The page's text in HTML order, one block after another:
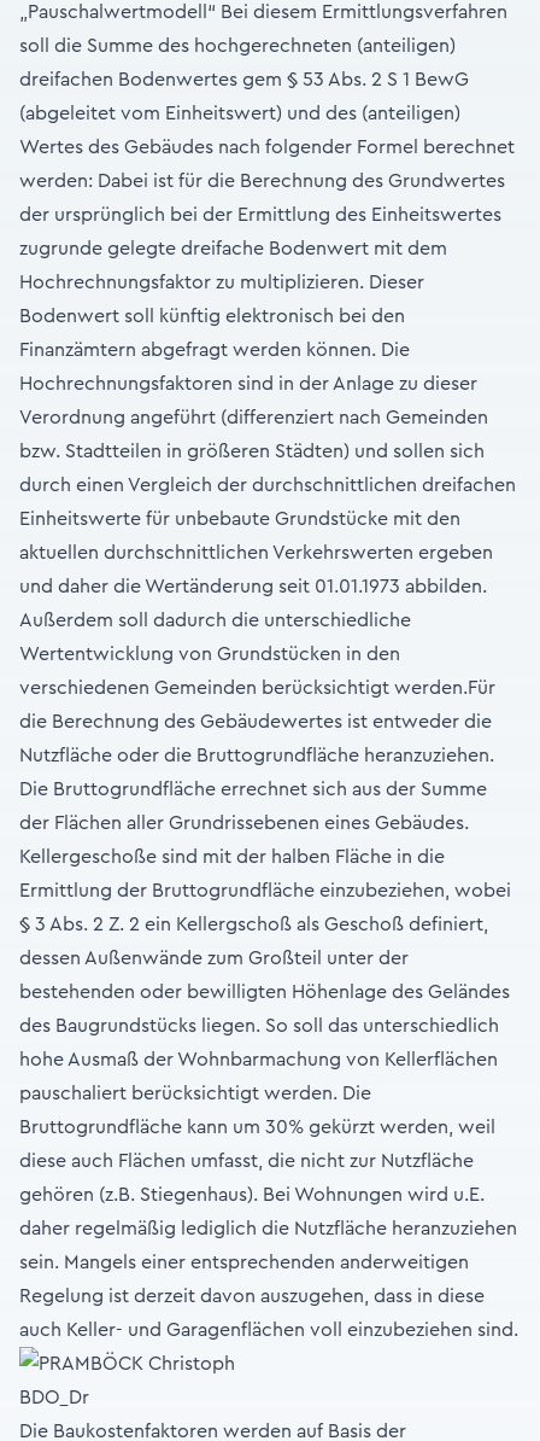
„Pauschalwertmodell“ Bei diesem Ermittlungsverfahren
soll die Summe des hochgerechneten (anteiligen)
dreifachen Bodenwertes gem § 53 Abs. 2 S 1 BewG
(abgeleitet vom Einheitswert) und des (anteiligen)
Wertes des Gebäudes nach folgender Formel berechnet
werden: Dabei ist für die Berechnung des Grundwertes
der ursprünglich bei der Ermittlung des Einheitswertes
zugrunde gelegte dreifache Bodenwert mit dem
Hochrechnungsfaktor zu multiplizieren. Dieser
Bodenwert soll künftig elektronisch bei den
Finanzämtern abgefragt werden können. Die
Hochrechnungsfaktoren sind in der Anlage zu dieser
Verordnung angeführt (differenziert nach Gemeinden
bzw. Stadtteilen in größeren Städten) und sollen sich
durch einen Vergleich der durchschnittlichen dreifachen
Einheitswerte für unbebaute Grundstücke mit den
aktuellen durchschnittlichen Verkehrswerten ergeben
und daher die Wertänderung seit 01.01.1973 abbilden.
Außerdem soll dadurch die unterschiedliche
Wertentwicklung von Grundstücken in den
verschiedenen Gemeinden berücksichtigt werden.Für
die Berechnung des Gebäudewertes ist entweder die
Nutzfläche oder die Bruttogrundfläche heranzuziehen.
Die Bruttogrundfläche errechnet sich aus der Summe
der Flächen aller Grundrissebenen eines Gebäudes.
Kellergeschoße sind mit der halben Fläche in die
Ermittlung der Bruttogrundfläche einzubeziehen, wobei
§ 3 Abs. 2 Z. 2 ein Kellergschoß als Geschoß definiert,
dessen Außenwände zum Großteil unter der
bestehenden oder bewilligten Höhenlage des Geländes
des Baugrundstücks liegen. So soll das unterschiedlich
hohe Ausmaß der Wohnbarmachung von Kellerflächen
pauschaliert berücksichtigt werden. Die
Bruttogrundfläche kann um 30% gekürzt werden, weil
diese auch Flächen umfasst, die nicht zur Nutzfläche
gehören (z.B. Stiegenhaus). Bei Wohnungen wird u.E.
daher regelmäßig lediglich die Nutzfläche heranzuziehen
sein. Mangels einer entsprechenden anderweitigen
Regelung ist derzeit davon auszugehen, dass in diese
auch Keller- und Garagenflächen voll einzubeziehen sind.
Die Baukostenfaktoren werden auf Basis der